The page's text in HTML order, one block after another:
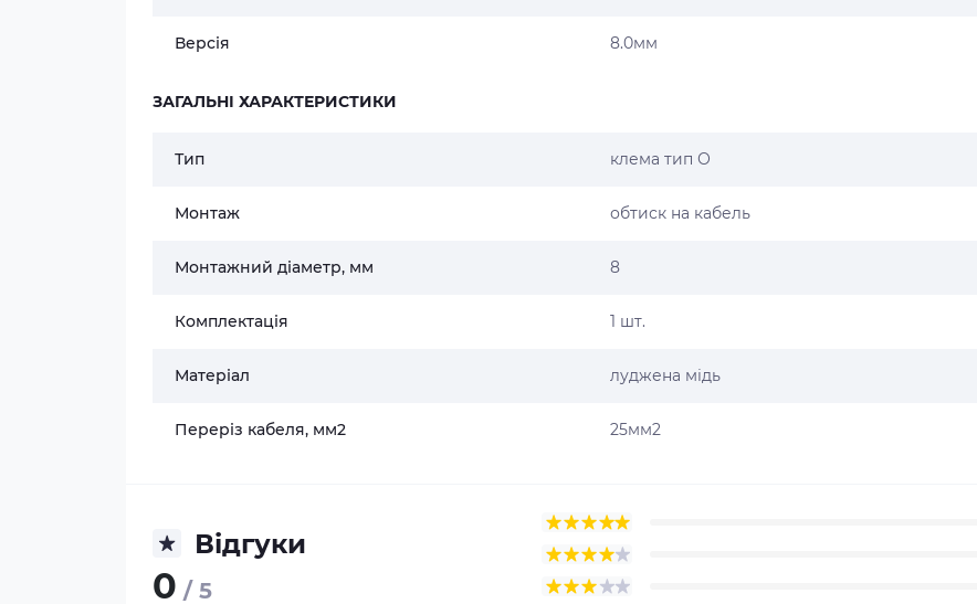
Версія 8.0мм
ЗАГАЛЬНІ ХАРАКТЕРИСТИКИ
Тип клема тип О
Монтаж обтиск на кабель
Монтажний діаметр, мм 8
Комплектація 1 шт.
Матеріал луджена мідь
Переріз кабеля, мм2 25мм2
Відгуки
0 / 5